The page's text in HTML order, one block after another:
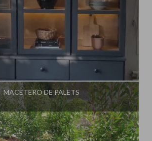
Influencer:Steffido
MACETERO DE PALETS